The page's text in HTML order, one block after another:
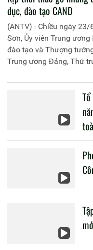
dục, đào tạo CAND
(ANTV) - Chiều ngày 23/
Sơn, Ủy viên Trung
đào tạo và Thượng
Trung ương Đảng, Thứ
liên quan đến công tác